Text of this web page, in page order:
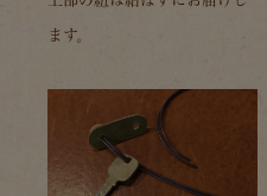
ます。